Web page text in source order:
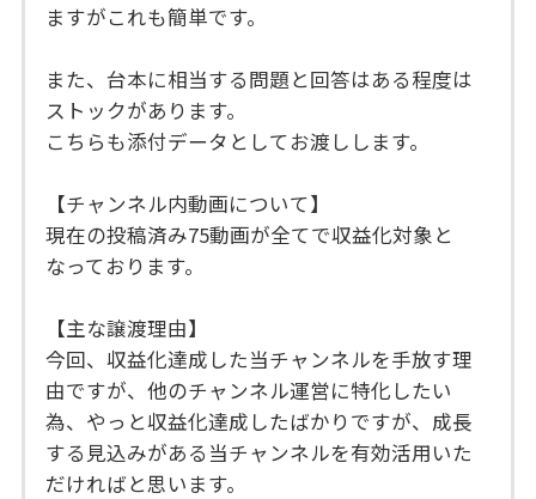
ますがこれも簡単です。
また、台本に相当する問題と回答はある程度は
ストックがあります。
こちらも添付データとしてお渡しします。
【チャンネル内動画について】
現在の投稿済み75動画が全てで収益化対象と
なっております。
【主な譲渡理由】
今回、収益化達成した当チャンネルを手放す理
由ですが、他のチャンネル運営に特化したい
為、やっと収益化達成したばかりですが、成長
する見込みがある当チャンネルを有効活用いた
だければと思います。